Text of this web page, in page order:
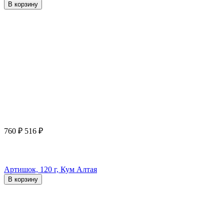
В корзину
760 ₽ 516 ₽
Артишок, 120 г, Кум Алтая
В корзину